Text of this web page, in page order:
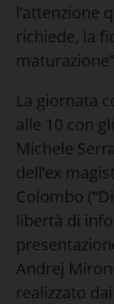
l’attenzione
richiede, la
La giornata
alle 10 con
Michele
dell’ex
Colombo
libertà di
Andrej
realizzato